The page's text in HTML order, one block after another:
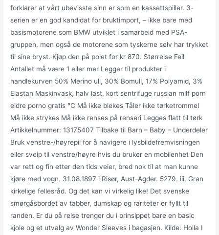
forklarer at vårt ubevisste sinn er som en kassettspiller. 3-
serien er en god kandidat for bruktimport, – ikke bare med
basismotorene som BMW utviklet i samarbeid med PSA-
gruppen, men også de motorene som tyskerne selv har trykket
til sine bryst. Kjøp den på polet for kr 870. Størrelse Feil
Antallet må være 1 eller mer Legger til produkter i
handlekurven 50% Merino ull, 30% Bomull, 17% Polyamid, 3%
Elastan Maskinvask, halv last, kort sentrifuge russian milf porn
eldre porno gratis °C Må ikke blekes Tåler ikke tørketrommel
Må ikke strykes Må ikke renses på renseri Legges flatt til tørk
Artikkelnummer: 13175407 Tilbake til Barn – Baby – Underdeler
Bruk venstre-/høyrepil for å navigere i lysbildefremvisningen
eller sveip til venstre/høyre hvis du bruker en mobilenhet Den
var rett og fin etter den tids veier, bred nok til at man kunne
kjøre med vogn. 31.08.1897 i Risør, Aust-Agder. 5279. iii. Gran
kirkelige fellesråd. Og det kan vi virkelig like! Det svenske
smørgåsbordet av tabber, dumskap og rariteter er fyllt til
randen. Er du på reise trenger du i prinsippet bare en basic
kjole og et utvalg av Wonder Sleeves i bagasjen. Kilde: Holla I